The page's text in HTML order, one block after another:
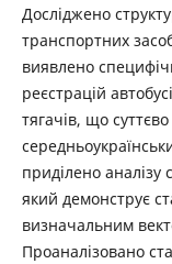
Досліджено
транспортних
виявлено
реєстрацій
тягачів, що
приділено аналізу
який демонструє
визначальним
Проаналізовано